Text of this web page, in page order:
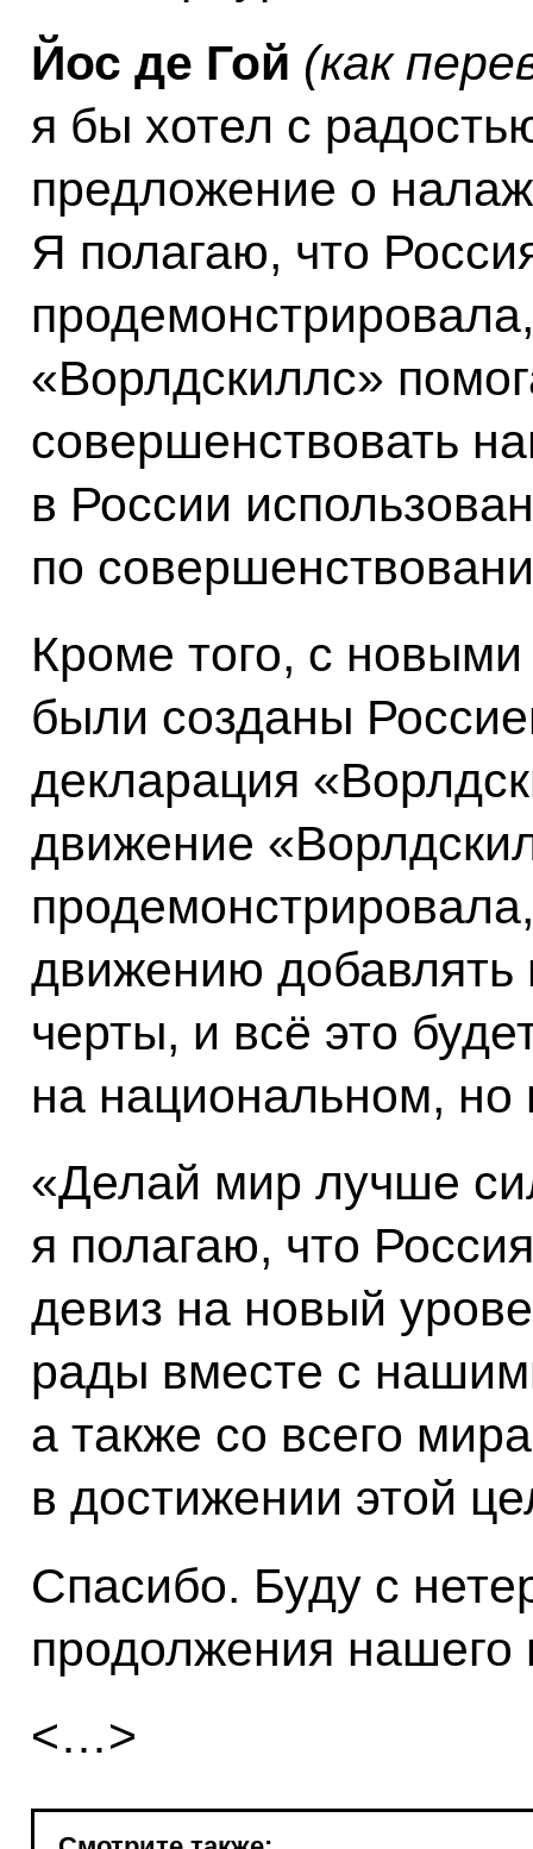
Йос де Гой (как
я бы хотел с
предложение о
Я полагаю, что
«Ворлдскиллс»
совершенствовать
в России
по
Кроме того, с
были созданы
декларация
движение
движению
черты, и всё это
на национальном,
«Делай мир лучше
я полагаю, что
девиз на новый
рады вместе с
а также со всего
в достижении этой
Спасибо. Буду с
продолжения нашего
<…>